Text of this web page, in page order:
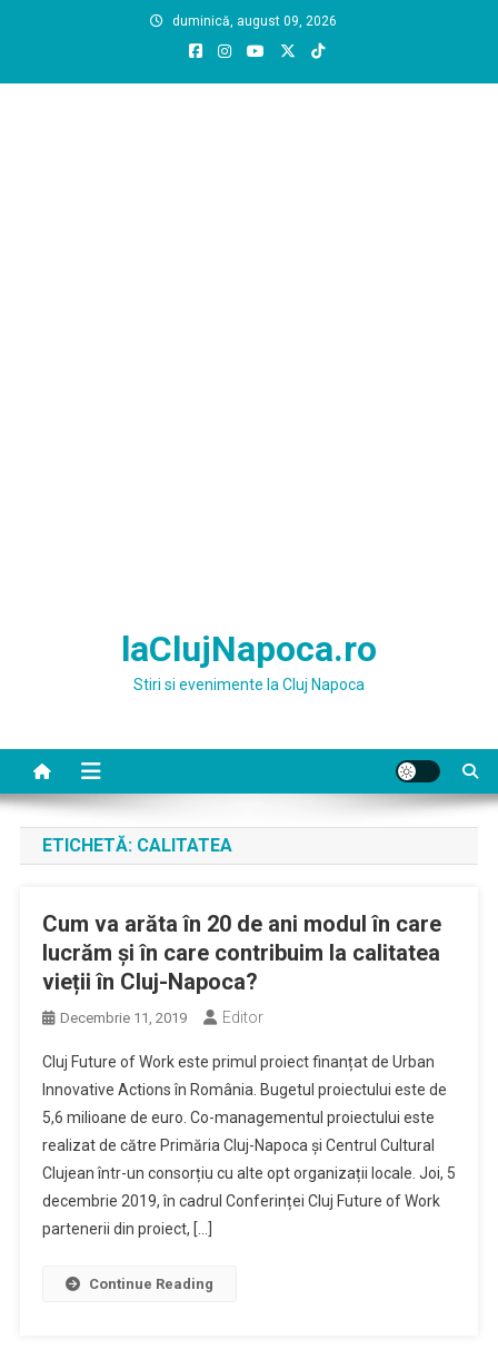
duminică, august 09, 2026
laClujNapoca.ro
Stiri si evenimente la Cluj Napoca
ETICHETĂ: CALITATEA
Cum va arăta în 20 de ani modul în care
lucrăm și în care contribuim la calitatea
vieții în Cluj-Napoca?
Decembrie 11, 2019 Editor
Cluj Future of Work este primul proiect finanțat de Urban
Innovative Actions în România. Bugetul proiectului este de
5,6 milioane de euro. Co-managementul proiectului este
realizat de către Primăria Cluj-Napoca și Centrul Cultural
Clujean într-un consorțiu cu alte opt organizații locale. Joi, 5
decembrie 2019, în cadrul Conferinței Cluj Future of Work
partenerii din proiect, […]
Continue Reading